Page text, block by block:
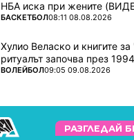
НБА иска при жените
ПОВЕЧЕ ОТ
БАСКЕТБОЛ08:11 08.08.2026
Хулио Веласко и книгите
ритуалът започва през
ПОВЕЧЕ ОТ
ВОЛЕЙБОЛ09:05 09.08.2026
РАЗГЛЕДАЙ